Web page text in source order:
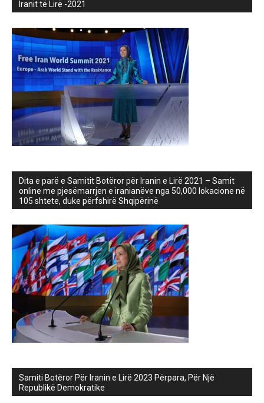
Iranit të Lirë -2021
Dita e parë e Samitit Botëror për Iranin e Lirë 2021 – Samit
online me pjesëmarrjen e iranianëve nga 50,000 lokacione në
105 shtete, duke përfshirë Shqipërinë
Samiti Botëror Për Iranin e Lirë 2023 Përpara, Për Një
Republikë Demokratike